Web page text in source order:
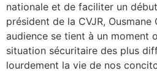
nationale et de faciliter un
président de la CVJR, Ousmane
audience se tient à un moment
situation sécuritaire des plus
lourdement la vie de nos